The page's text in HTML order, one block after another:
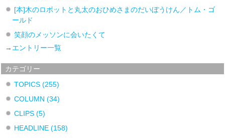
[本]木のロボットと丸太のおひめさまのだいぼうけん／トム・ゴ
ールド
笑顔のメッソンに会いたくて
→ エントリー一覧
カテゴリー
TOPICS (255)
COLUMN (34)
CLIPS (5)
HEADLINE (158)